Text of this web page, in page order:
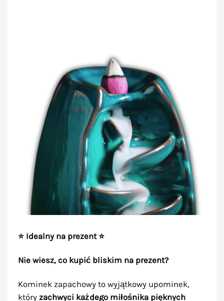
⭐ Idealny na prezent ⭐
Nie wiesz, co kupić bliskim na prezent?
Kominek zapachowy to wyjątkowy upominek,
który zachwyci każdego miłośnika pięknych